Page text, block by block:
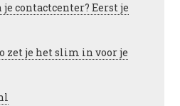
contactcenter? Eerst je
zet je het slim in voor je